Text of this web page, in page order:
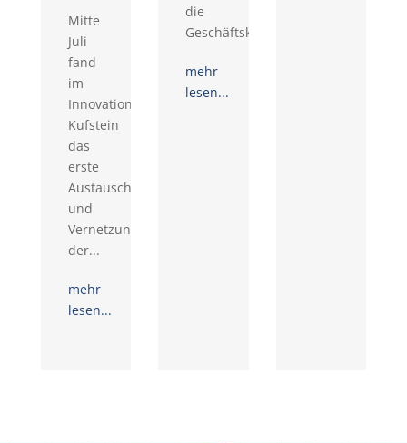
Mitte
Juli
fand
im
Innovationsraum
Kufstein
das
erste
Austausch-
und
Vernetzungstreffen
der...
mehr
lesen...
die
Geschäftskontaktemesse...
mehr
lesen...